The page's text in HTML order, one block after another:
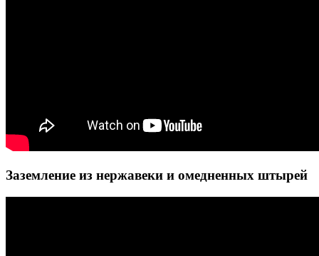
Заземление из нержавеки и омедненных штырей